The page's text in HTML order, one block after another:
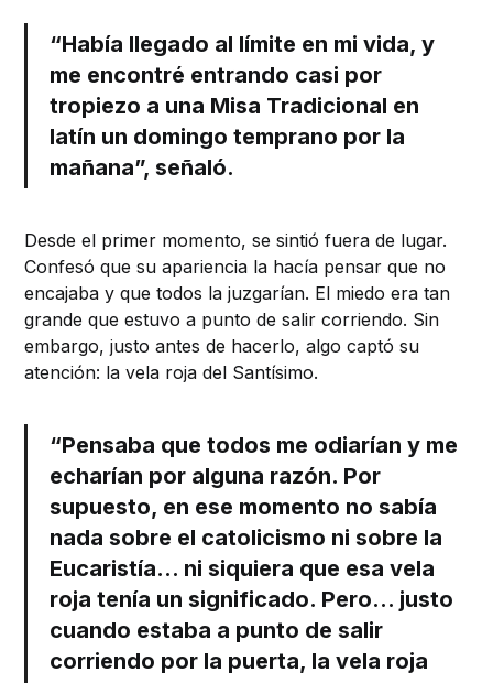
“Había llegado al límite en mi vida, y
me encontré entrando casi por
tropiezo a una Misa Tradicional en
latín un domingo temprano por la
mañana”, señaló.
Desde el primer momento, se sintió fuera de lugar.
Confesó que su apariencia la hacía pensar que no
encajaba y que todos la juzgarían. El miedo era tan
grande que estuvo a punto de salir corriendo. Sin
embargo, justo antes de hacerlo, algo captó su
atención: la vela roja del Santísimo.
“Pensaba que todos me odiarían y me
echarían por alguna razón. Por
supuesto, en ese momento no sabía
nada sobre el catolicismo ni sobre la
Eucaristía… ni siquiera que esa vela
roja tenía un significado. Pero… justo
cuando estaba a punto de salir
corriendo por la puerta, la vela roja